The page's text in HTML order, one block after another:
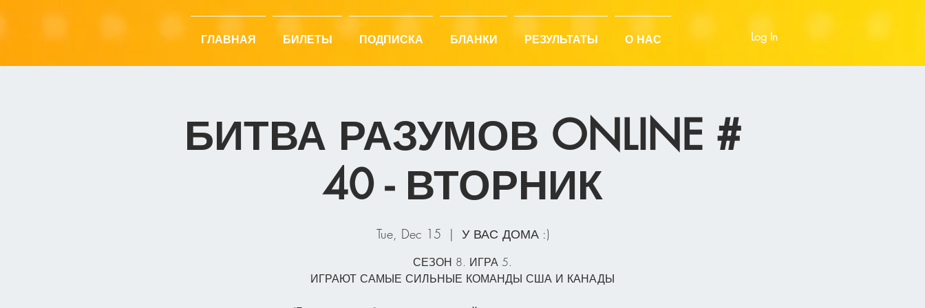
ГЛАВНАЯ БИЛЕТЫ ПОДПИСКА БЛАНКИ РЕЗУЛЬТАТЫ О НАС Log In
БИТВА РАЗУМОВ ONLINE #
40 - ВТОРНИК
Tue, Dec 15
  |
У ВАС ДОМА :)
СЕЗОН 8. ИГРА 5.
ИГРАЮТ САМЫЕ СИЛЬНЫЕ КОМАНДЫ США И КАНАДЫ